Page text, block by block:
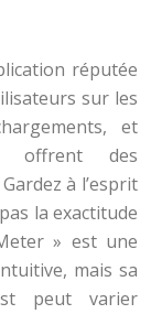
réputée
sur les
et
offrent des
à l’esprit
la exactitude
» est une
mais sa
peut varier